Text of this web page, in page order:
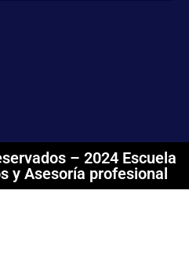
– 2024 Escuela
y Asesoría profesional